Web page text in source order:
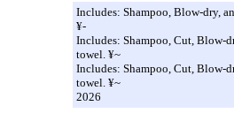
Includes: Shampoo, Blow-dry,
¥-
Includes: Shampoo, Cut, Blow-
towel. ¥~
Includes: Shampoo, Cut, Blow-
towel. ¥~
2026